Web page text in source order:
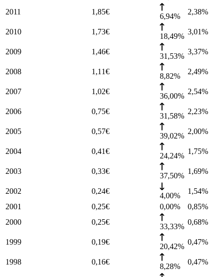
2011 1,85€
6,94%
2,38%
2010 1,73€
18,49%
3,01%
2009 1,46€
31,53%
3,37%
2008 1,11€
8,82%
2,49%
2007 1,02€
36,00%
2,54%
2006 0,75€
31,58%
2,23%
2005 0,57€
39,02%
2,00%
2004 0,41€
24,24%
1,75%
2003 0,33€
37,50%
1,69%
2002 0,24€
4,00%
1,54%
2001
0,25€ 0,00% 0,85%
2000
0,25€
33,33%
0,68%
1999 0,19€
20,42%
0,47%
1998 0,16€
8,28%
0,47%